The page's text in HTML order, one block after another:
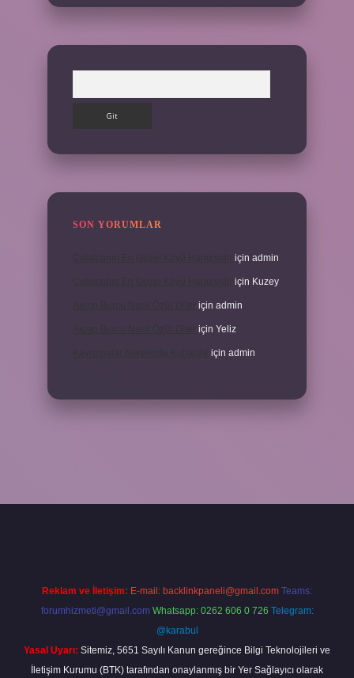
SON YORUMLAR
için admin
için Kuzey
Akrep Burcu Nasıl Özür Diler için admin
Akrep Burcu Nasıl Özür Diler için Yeliz
için admin
Reklam ve İletişim: E-mail: backlinkpaneli@gmail.com Teams:
forumhizmeti@gmail.com Whatsapp: 0262 606 0 726 Telegram:
@karabul
Yasal Uyarı: Sitemiz, 5651 Sayılı Kanun gereğince Bilgi Teknolojileri ve
İletişim Kurumu (BTK) tarafından onaylanmış bir Yer Sağlayıcı olarak